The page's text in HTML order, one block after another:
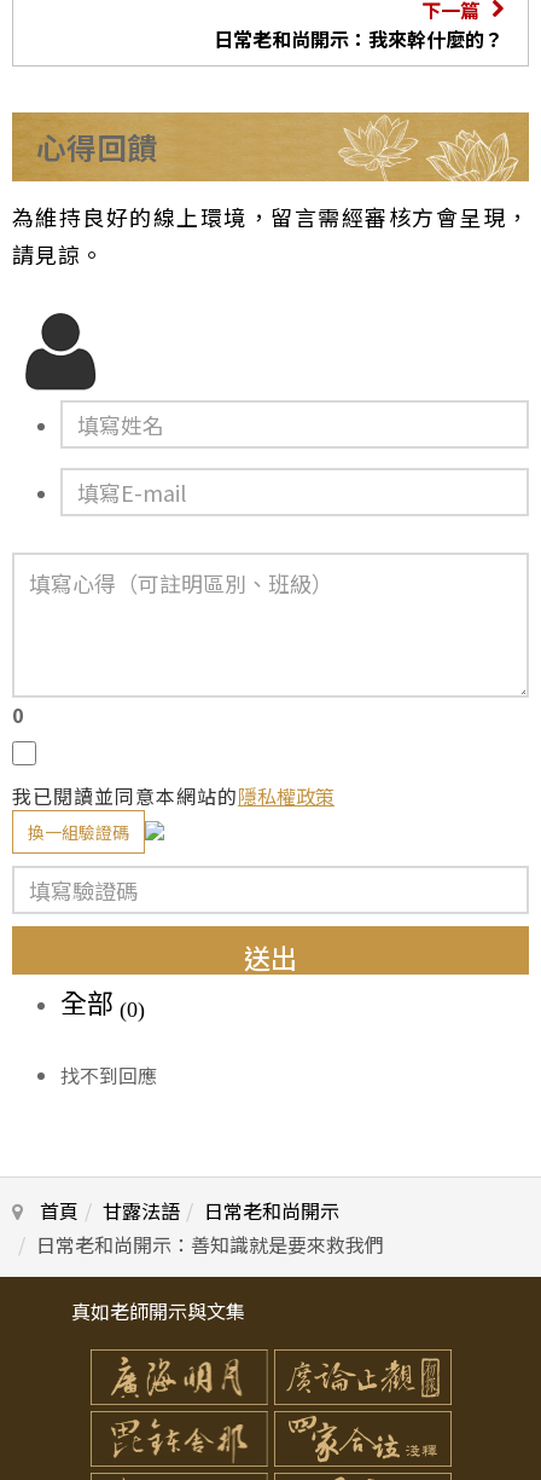
下一篇
日常老和尚開示：我來幹什麼的？
心得回饋
為維持良好的線上環境，留言需經審核方會呈現，
請見諒。
0
我已閱讀並同意本網站的隱私權政策
換一組驗證碼
送出
全部 (0)
找不到回應
首頁 甘露法語
日常老和尚開示
日常老和尚開示：善知識就是要來救我們
真如老師開示與文集